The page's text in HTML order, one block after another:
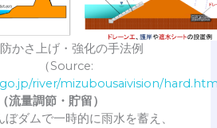
かさ上げ・強化の手法例
（Source:
river/mizubousaivision/
流量調節・貯留）
ダムで一時的に雨水を蓄え、